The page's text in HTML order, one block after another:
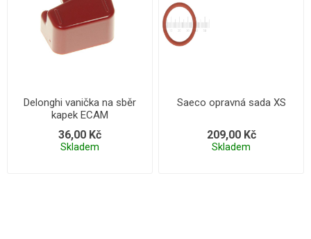
Delonghi vanička na sběr
kapek ECAM
36,00 Kč
Skladem
Saeco opravná sada XS
209,00 Kč
Skladem